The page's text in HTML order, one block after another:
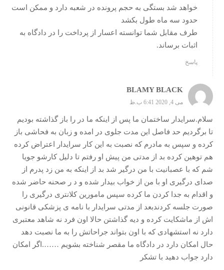
خواهد شد بستگی به حجم پرونده در شعبه دارد و ممکن است
حدود سه ماه طول بکشد
طرف مقابل شما توانسته اعسار از پرداخت را در دادگاه به
اثبات برساند.
پاسخ
BLAMY BLACK
می 4, 2020 6:41 ب.ظ
سلام.سرایدار ساختمان ما پس از اینکه ما در را باز گذاشته بودیم
تا برگردیم حد فاصل این مدت جلوی در امده و زبان به فحاشی باز
کرده و سپس به مادرم که نصبت به این کار سرایدار اعتراض کرده
هم توهین کرده بد از مدتی من پیش او رفتم تا دلیل کارشو جویا
شم که با عصبانیت با من درگیر شد بد از اینکه به من زد پدرم از
صدای درگیری او با من از خواب بیدار شده و د ر صحنه حاضر شده
و اقدام به جدا کردن ما کرده سپس مامورین کلانتری درگیری را
صورت جلسه کردندبعد از مدتی سرایدار با نامه ی پزشکی قانونی
اش از ماشکایت کرده و دیه گذاشتن حالا اون فرد نه شاهد معتبری
دارد نه استشهادی که با اون بتواند جراحاتش را به ما نصبت دهد
حال امکان دارد در دادگاه ما مقصر شناخته بشویم …….اگر امکان
دارد جواب دهید با تشکر